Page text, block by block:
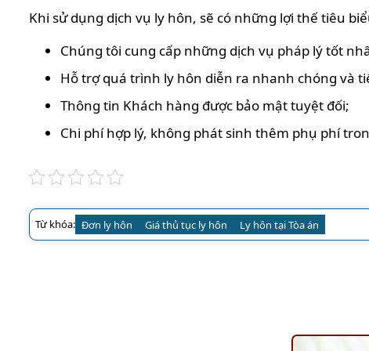
Khi sử dụng dịch vụ ly hôn, sẽ có những lợi thế tiêu
Chúng tôi cung cấp những dịch vụ pháp lý tốt
Hỗ trợ quá trình ly hôn diễn ra nhanh chóng và
Thông tin Khách hàng được bảo mật tuyệt đối;
Chi phí hợp lý, không phát sinh thêm phụ phí
Từ khóa: Đơn ly hôn Giá thủ tục ly hôn Ly hôn tại Tòa án